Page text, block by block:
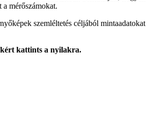
a mérőszámokat.
szemléltetés céljából mintaadatokat
kattints a nyilakra.